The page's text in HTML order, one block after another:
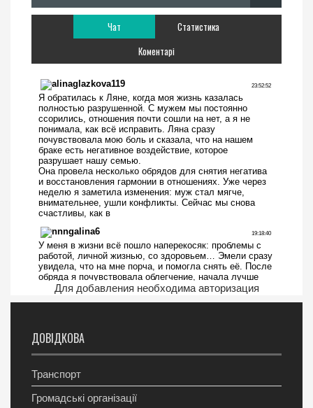
Чат
Статистика
Коментарі
Для добавления необходима авторизация
ДОВІДКОВА
Транспорт
Громадські організації